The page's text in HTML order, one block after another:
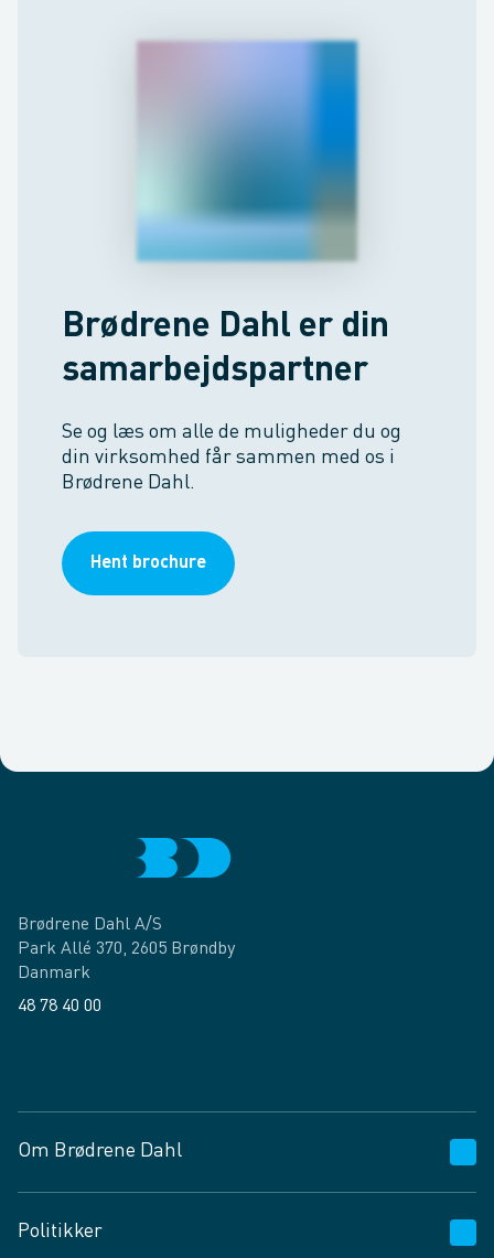
Brødrene Dahl er din
samarbejdspartner
Se og læs om alle de muligheder du og
din virksomhed får sammen med os i
Brødrene Dahl.
Hent brochure
Brødrene Dahl A/S
Park Allé 370, 2605 Brøndby
Danmark
48 78 40 00
Om Brødrene Dahl
Vagttelefon 30 10 89 89
Politikker